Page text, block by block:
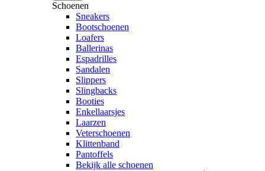
Schoenen
Sneakers
Bootschoenen
Loafers
Ballerinas
Espadrilles
Sandalen
Slippers
Slingbacks
Booties
Enkellaarsjes
Laarzen
Veterschoenen
Klittenband
Pantoffels
Bekijk alle schoenen